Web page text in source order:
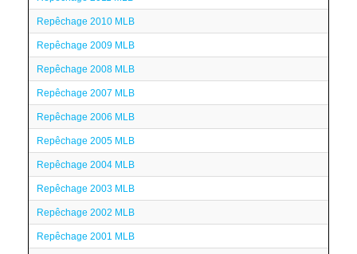
Repêchage 2010 MLB
Repêchage 2009 MLB
Repêchage 2008 MLB
Repêchage 2007 MLB
Repêchage 2006 MLB
Repêchage 2005 MLB
Repêchage 2004 MLB
Repêchage 2003 MLB
Repêchage 2002 MLB
Repêchage 2001 MLB